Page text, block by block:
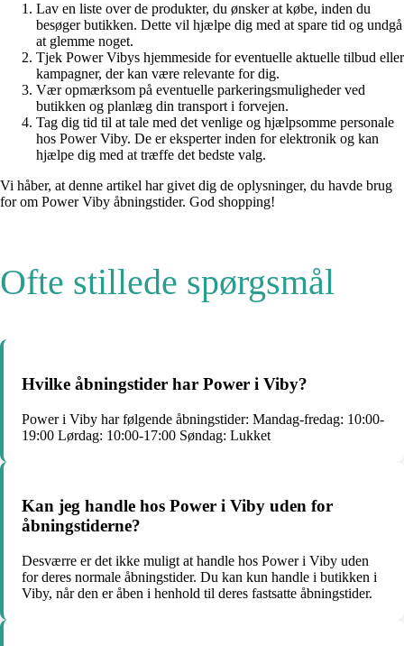
Lav en liste over de produkter, du ønsker at købe, inden du
besøger butikken. Dette vil hjælpe dig med at spare tid og undgå
at glemme noget.
Tjek Power Vibys hjemmeside for eventuelle aktuelle tilbud eller
kampagner, der kan være relevante for dig.
Vær opmærksom på eventuelle parkeringsmuligheder ved
butikken og planlæg din transport i forvejen.
Tag dig tid til at tale med det venlige og hjælpsomme personale
hos Power Viby. De er eksperter inden for elektronik og kan
hjælpe dig med at træffe det bedste valg.
Vi håber, at denne artikel har givet dig de oplysninger, du havde brug
for om Power Viby åbningstider. God shopping!
Ofte stillede spørgsmål
Hvilke åbningstider har Power i Viby?
Power i Viby har følgende åbningstider: Mandag-fredag: 10:00-
19:00 Lørdag: 10:00-17:00 Søndag: Lukket
Kan jeg handle hos Power i Viby uden for
åbningstiderne?
Desværre er det ikke muligt at handle hos Power i Viby uden
for deres normale åbningstider. Du kan kun handle i butikken i
Viby, når den er åben i henhold til deres fastsatte åbningstider.